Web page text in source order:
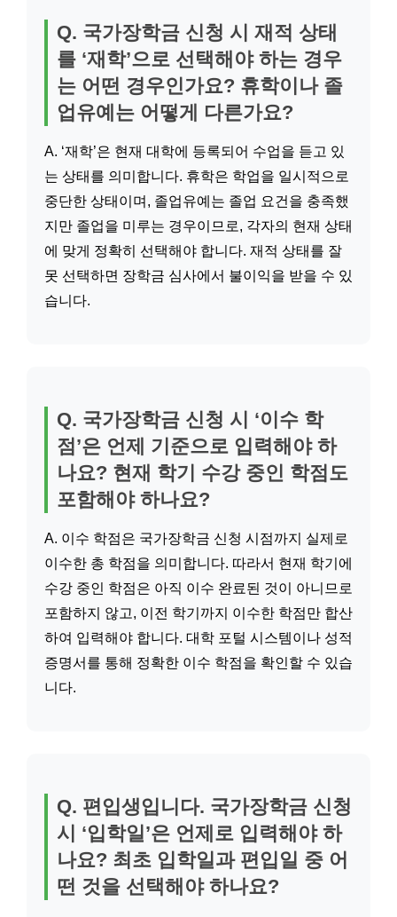
Q. 국가장학금 신청 시 재적 상태
를 ‘재학’으로 선택해야 하는 경우
는 어떤 경우인가요? 휴학이나 졸
업유예는 어떻게 다른가요?
A. ‘재학’은 현재 대학에 등록되어 수업을 듣고 있
는 상태를 의미합니다. 휴학은 학업을 일시적으로
중단한 상태이며, 졸업유예는 졸업 요건을 충족했
지만 졸업을 미루는 경우이므로, 각자의 현재 상태
에 맞게 정확히 선택해야 합니다. 재적 상태를 잘
못 선택하면 장학금 심사에서 불이익을 받을 수 있
습니다.
Q. 국가장학금 신청 시 ‘이수 학
점’은 언제 기준으로 입력해야 하
나요? 현재 학기 수강 중인 학점도
포함해야 하나요?
A. 이수 학점은 국가장학금 신청 시점까지 실제로
이수한 총 학점을 의미합니다. 따라서 현재 학기에
수강 중인 학점은 아직 이수 완료된 것이 아니므로
포함하지 않고, 이전 학기까지 이수한 학점만 합산
하여 입력해야 합니다. 대학 포털 시스템이나 성적
증명서를 통해 정확한 이수 학점을 확인할 수 있습
니다.
Q. 편입생입니다. 국가장학금 신청
시 ‘입학일’은 언제로 입력해야 하
나요? 최초 입학일과 편입일 중 어
떤 것을 선택해야 하나요?